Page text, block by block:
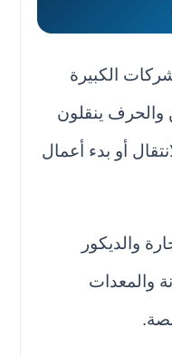
الكبيرة
والحرف ينقلون
أو بدء أعمال
والديكور
والمعدات